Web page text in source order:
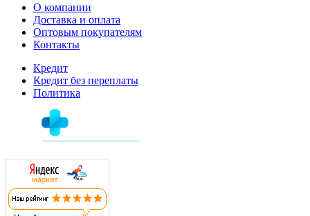
О компании
Доставка и оплата
Оптовым покупателям
Контакты
Кредит
Кредит без переплаты
Политика